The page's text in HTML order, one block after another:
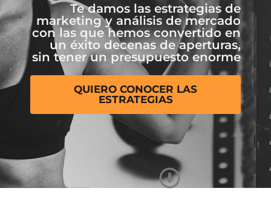
Te damos las estrategias de
marketing y análisis de mercado
con las que hemos convertido en
un éxito decenas de aperturas,
sin tener un presupuesto enorme
QUIERO CONOCER LAS
ESTRATEGIAS